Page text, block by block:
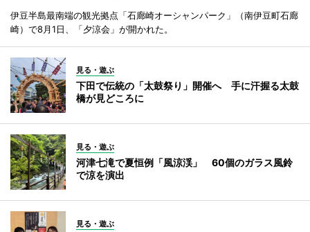
伊豆半島最南端の観光拠点「石廊崎オーシャンパーク」（南伊豆町石廊
崎）で8月1日、「夕涼会」が開かれた。
見る・遊ぶ
下田で伝統の「太鼓祭り」開催へ 手に汗握る太鼓
橋が見どころに
見る・遊ぶ
河津七滝で夏恒例「風涼渓」 60個のガラス風鈴
で涼を演出
見る・遊ぶ